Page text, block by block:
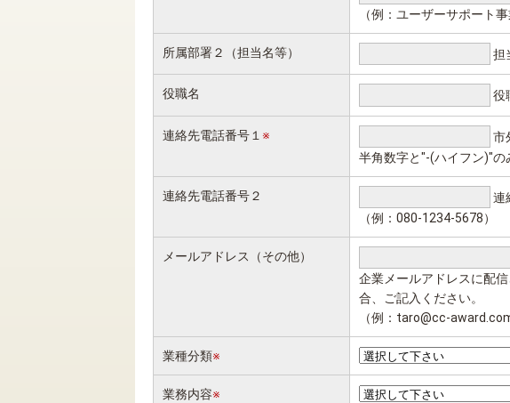
（例：ユーザーサポート
所属部署２（担当名等） 担
役職名 役
連絡先電話番号１ ※
市
半角数字と"-(ハイフン)"の
連絡先電話番号２
連
（例：080-1234-5678）
メールアドレス（その他）
企業メールアドレスに配
合、ご記入ください。
（例：taro@cc-
業種分類※
業務内容※